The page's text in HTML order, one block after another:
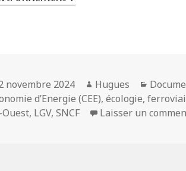
novembre 2024 Auteur
Hugues
d’Energie (CEE),écologie,
Ouest, LGV,SNCF Laisser un